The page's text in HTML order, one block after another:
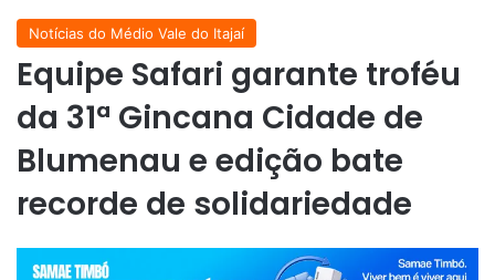
Notícias do Médio Vale do Itajaí
Equipe Safari garante troféu
da 31ª Gincana Cidade de
Blumenau e edição bate
recorde de solidariedade